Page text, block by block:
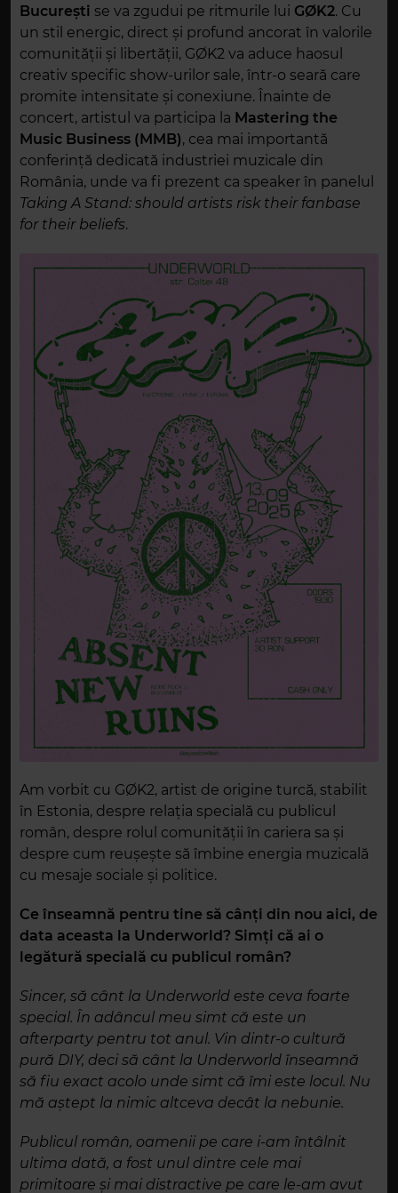
București se va zgudui pe ritmurile lui GØK2. Cu
un stil energic, direct și profund ancorat în valorile
comunității și libertății, GØK2 va aduce haosul
creativ specific show-urilor sale, într-o seară care
promite intensitate și conexiune. Înainte de
concert, artistul va participa la Mastering the
Music Business (MMB), cea mai importantă
conferință dedicată industriei muzicale din
România, unde va fi prezent ca speaker în panelul
Taking A Stand: should artists risk their fanbase
for their beliefs.
Am vorbit cu GØK2, artist de origine turcă, stabilit
în Estonia, despre relația specială cu publicul
român, despre rolul comunității în cariera sa și
despre cum reușește să îmbine energia muzicală
cu mesaje sociale și politice.
Ce înseamnă pentru tine să cânți din nou aici, de
data aceasta la Underworld? Simți că ai o
legătură specială cu publicul român?
Sincer, să cânt la Underworld este ceva foarte
special. În adâncul meu simt că este un
afterparty pentru tot anul. Vin dintr-o cultură
pură DIY, deci să cânt la Underworld înseamnă
să fiu exact acolo unde simt că îmi este locul. Nu
mă aștept la nimic altceva decât la nebunie.
Publicul român, oamenii pe care i-am întâlnit
ultima dată, a fost unul dintre cele mai
primitoare și mai distractive pe care le-am avut